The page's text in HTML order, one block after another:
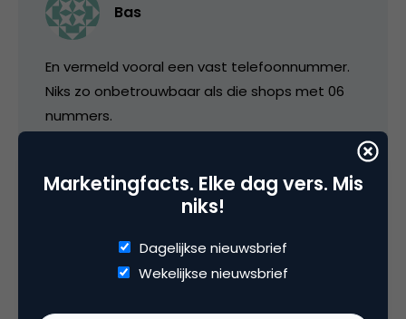
Bas
En vermeld vooral een vast telefoonnummer.
Niks zo onbetrouwbaar als die shops met 06
nummers.
bereikbaarheid…
5 augustus 2006 om 19:00
Marketingfacts. Elke dag vers. Mis
niks!
Dagelijkse nieuwsbrief
Wekelijkse nieuwsbrief